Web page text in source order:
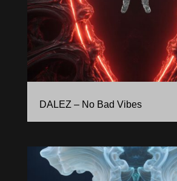
DALEZ – No Bad Vibes